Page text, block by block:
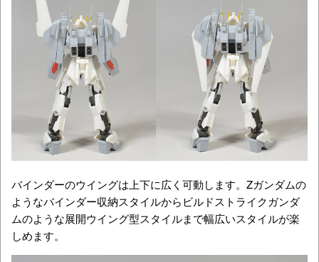
バインダーのウイングは上下に広く可動します。Zガンダムの
ようなバインダー収納スタイルからビルドストライクガンダ
ムのような展開ウイング型スタイルまで幅広いスタイルが楽
しめます。